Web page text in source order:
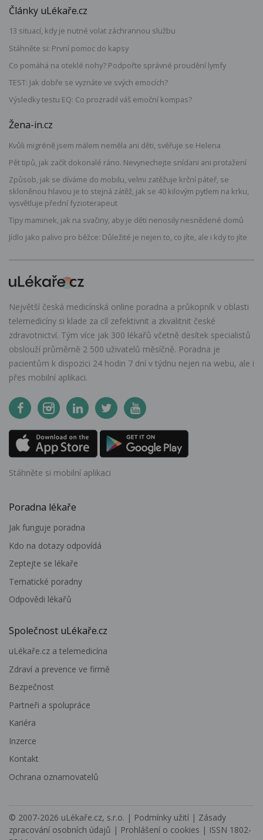
Články uLékaře.cz
13 situací, kdy je nutné volat záchrannou službu
Stáhněte si: První pomoc do kapsy
Co pomáhá na oteklé nohy? Podpořte správné proudění lymfy
TEST: Jak dobře se vyznáte ve svých emocích?
Výsledky testu EQ: Co prozradil váš emoční kompas?
Žena-in.cz
Kvůli migréně jsem málem neměla ani děti, svěřuje se Helena
Pět tipů, jak začít dokonalé ráno. Nevynechejte snídani ani protažení
Způsob, jak se díváme do mobilu, velmi zatěžuje krční páteř, se
skloněnou hlavou je to stejná zátěž, jak se 40 kilovým pytlem na krku,
vysvětluje přední fyzioterapeut
Tipy maminek, jak na svačiny, aby je děti nenosily nesnědené domů
Jídlo jako palivo pro běžce: Důležité je nejen to, co jíte, ale i kdy to jíte
Největší česká medicínská online poradna a průkopník v oblasti
telemedicíny si klade za cíl zefektivnit a zkvalitnit české
zdravotnictví. Tým více jak 300 lékařů včetně desítek specialistů
obslouží průměrně 2 500 uživatelů měsíčně. Poradna je
pacientům k dispozici 24 hodin 7 dní v týdnu nejen na webu, ale i
přes mobilní aplikaci.
Stáhněte si mobilní aplikaci
Poradna lékaře
Jak funguje poradna
Kdo na dotazy odpovídá
Zeptejte se lékaře
Tematické poradny
Odpovědi lékařů
Společnost uLékaře.cz
uLékaře.cz a telemedicína
Zdraví a prevence ve firmě
Bezpečnost
Partneři a spolupráce
Kariéra
Inzerce
Kontakt
Ochrana oznamovatelů
© 2007-2026 uLékaře.cz, s.r.o. | Podmínky užití | Zásady
zpracování osobních údajů | Prohlášení o cookies | ISSN 1802-